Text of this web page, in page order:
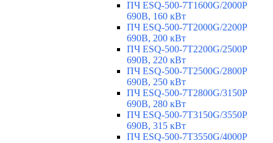
ПЧ ESQ-500-7T1600G/2000P
690В, 160 кВт
ПЧ ESQ-500-7T2000G/2200P
690В, 200 кВт
ПЧ ESQ-500-7T2200G/2500P
690В, 220 кВт
ПЧ ESQ-500-7T2500G/2800P
690В, 250 кВт
ПЧ ESQ-500-7T2800G/3150P
690В, 280 кВт
ПЧ ESQ-500-7T3150G/3550P
690В, 315 кВт
ПЧ ESQ-500-7T3550G/4000P